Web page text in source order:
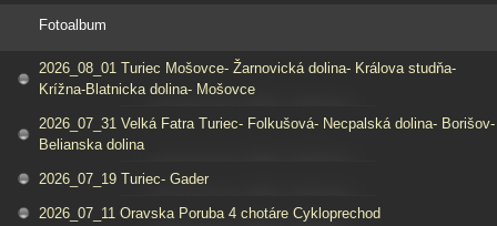
Fotoalbum
2026_08_01 Turiec Mošovce- Žarnovická dolina- Králova studňa-
Krížna-Blatnicka dolina- Mošovce
2026_07_31 Velká Fatra Turiec- Folkušová- Necpalská dolina- Borišov-
Belianska dolina
2026_07_19 Turiec- Gader
2026_07_11 Oravska Poruba 4 chotáre Cykloprechod